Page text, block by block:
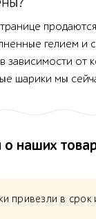
гелием и
зависимости от
шарики мы
о наших
привезли в срок